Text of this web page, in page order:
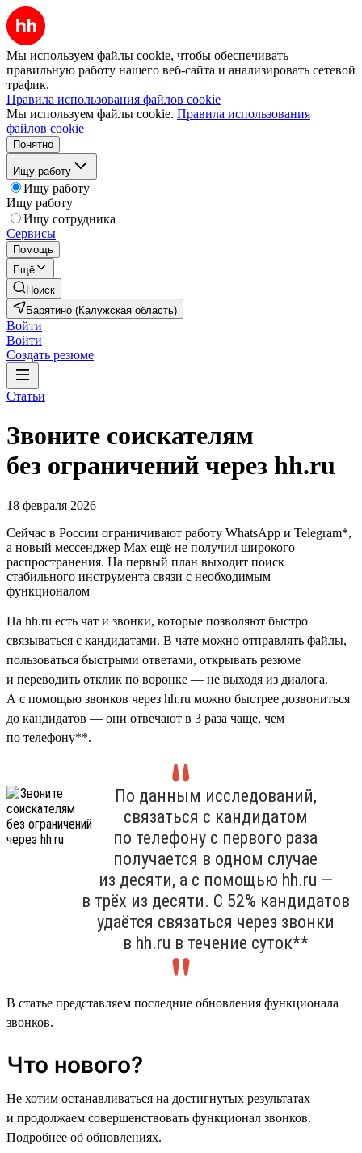
Мы используем файлы cookie, чтобы обеспечивать
правильную работу нашего веб-сайта и анализировать сетевой
трафик.
Правила использования файлов cookie
Мы используем файлы cookie. Правила использования
файлов cookie
Понятно
Ищу работу
Ищу работу
Ищу работу
Ищу сотрудника
Сервисы
Помощь
Ещё
Поиск
Барятино (Калужская область)
Войти
Войти
Создать резюме
Статьи
Звоните соискателям
без ограничений через hh.ru
18 февраля 2026
Cейчас в России ограничивают работу WhatsApp и Telegram*,
а новый мессенджер Max ещё не получил широкого
распространения. На первый план выходит поиск
стабильного инструмента связи с необходимым
функционалом
На hh.ru есть чат и звонки, которые позволяют быстро
связываться с кандидатами. В чате можно отправлять файлы,
пользоваться быстрыми ответами, открывать резюме
и переводить отклик по воронке — не выходя из диалога.
А с помощью звонков через hh.ru можно быстрее дозвониться
до кандидатов — они отвечают в 3 раза чаще, чем
по телефону**.
По данным исследований,
связаться с кандидатом
по телефону с первого раза
получается в одном случае
из десяти, а с помощью hh.ru —
в трёх из десяти. С 52% кандидатов
удаётся связаться через звонки
в hh.ru в течение суток**
В статье представляем последние обновления функционала
звонков.
Что нового?
Не хотим останавливаться на достигнутых результатах
и продолжаем совершенствовать функционал звонков.
Подробнее об обновлениях.